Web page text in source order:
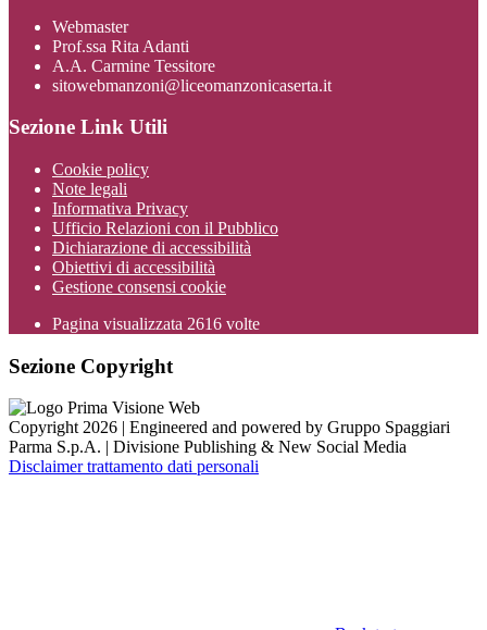
Webmaster
Prof.ssa Rita Adanti
A.A. Carmine Tessitore
sitowebmanzoni@liceomanzonicaserta.it
Sezione Link Utili
Cookie policy
Note legali
Informativa Privacy
Ufficio Relazioni con il Pubblico
Dichiarazione di accessibilità
Obiettivi di accessibilità
Gestione consensi cookie
Pagina visualizzata 2616 volte
Sezione Copyright
Copyright 2026 | Engineered and powered by Gruppo Spaggiari
Parma S.p.A. | Divisione Publishing & New Social Media
Disclaimer trattamento dati personali